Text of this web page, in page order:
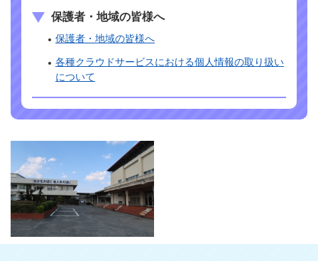
保護者・地域の皆様へ
保護者・地域の皆様へ
各種クラウドサービスにおける個人情報の取り扱い
について